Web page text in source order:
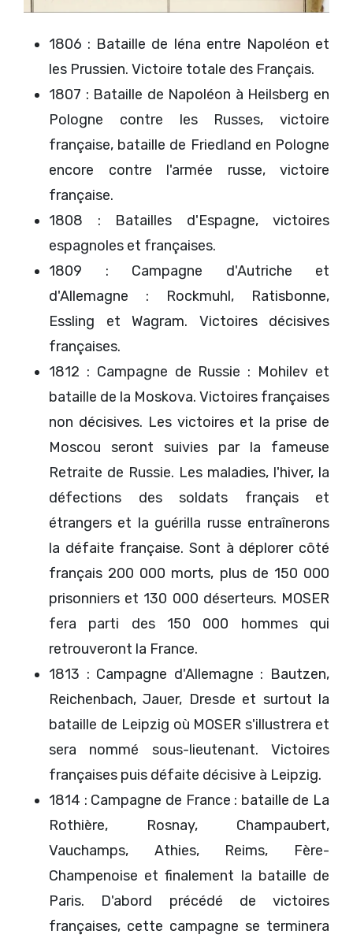
1806 : Bataille de Iéna entre Napoléon et
les Prussien. Victoire totale des Français.
1807 : Bataille de Napoléon à Heilsberg en
Pologne contre les Russes, victoire
française, bataille de Friedland en Pologne
encore contre l'armée russe, victoire
française.
1808 : Batailles d'Espagne, victoires
espagnoles et françaises.
1809 : Campagne d'Autriche et
d'Allemagne : Rockmuhl, Ratisbonne,
Essling et Wagram. Victoires décisives
françaises.
1812 : Campagne de Russie : Mohilev et
bataille de la Moskova. Victoires françaises
non décisives. Les victoires et la prise de
Moscou seront suivies par la fameuse
Retraite de Russie. Les maladies, l'hiver, la
défections des soldats français et
étrangers et la guérilla russe entraînerons
la défaite française. Sont à déplorer côté
français 200 000 morts, plus de 150 000
prisonniers et 130 000 déserteurs. MOSER
fera parti des 150 000 hommes qui
retrouveront la France.
1813 : Campagne d'Allemagne : Bautzen,
Reichenbach, Jauer, Dresde et surtout la
bataille de Leipzig où MOSER s'illustrera et
sera nommé sous-lieutenant. Victoires
françaises puis défaite décisive à Leipzig.
1814 : Campagne de France : bataille de La
Rothière, Rosnay, Champaubert,
Vauchamps, Athies, Reims, Fère-
Champenoise et finalement la bataille de
Paris. D'abord précédé de victoires
françaises, cette campagne se terminera